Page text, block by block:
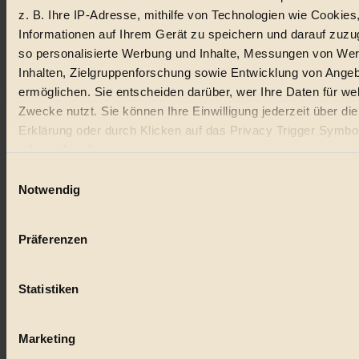
z. B. Ihre IP-Adresse, mithilfe von Technologien wie
Informationen auf Ihrem Gerät zu speichern und darauf
so personalisierte Werbung und Inhalte, Messungen von
Inhalten, Zielgruppenforschung sowie Entwicklung von
ermöglichen. Sie entscheiden darüber, wer Ihre Daten für
Zwecke nutzt. Sie können Ihre Einwilligung jederzeit über
Erklärung oder durch Klicken auf das Privacy Trigger
oder widerrufen
Wenn Sie es erlauben, würden wir auch gerne:
Ihr Gerät durch aktives Scannen nach bestimmten
Erfahren Sie mehr darüber, wie Ihre persönlichen Daten
Notwendig
Präferenzen
Statistiken
Marketing
Natur
kinderbuch
nachhaltig